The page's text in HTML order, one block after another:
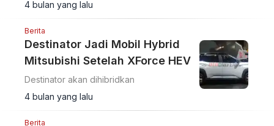
4 bulan yang lalu
Berita
Destinator Jadi Mobil Hybrid
Mitsubishi Setelah XForce HEV
Destinator akan dihibridkan
4 bulan yang lalu
Berita